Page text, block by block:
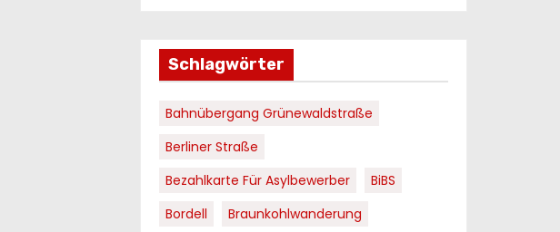
Schlagwörter
Bahnübergang Grünewaldstraße
Berliner Straße
Bezahlkarte Für Asylbewerber
BiBS
Bordell
Braunkohlwanderung